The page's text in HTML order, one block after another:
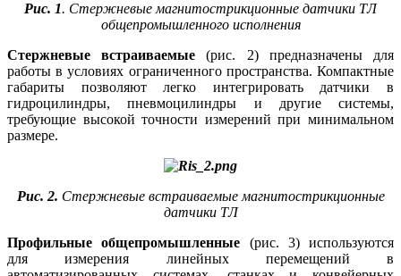
Рис. 1. Стержневые магнитострикционные датчики ТЛ
общепромышленного исполнения
Стержневые встраиваемые (рис. 2) предназначены для
работы в условиях ограниченного пространства. Компактные
габариты позволяют легко интегрировать датчики в
гидроцилиндры, пневмоцилиндры и другие системы,
требующие высокой точности измерений при минимальном
размере.
Рис. 2. Стержневые встраиваемые магнитострикционные
датчики ТЛ
Профильные общепромышленные (рис. 3) используются
для измерения линейных перемещений в